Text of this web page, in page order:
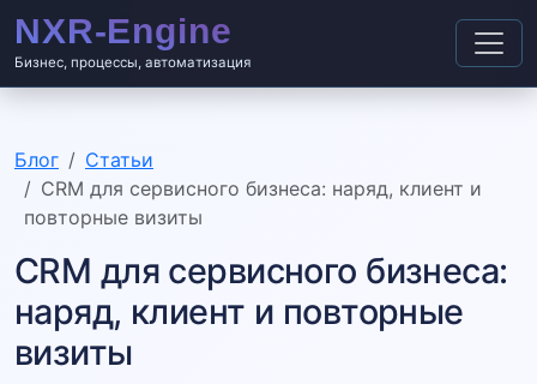
Бизнес, процессы, автоматизация
Блог
Статьи
CRM для сервисного бизнеса: наряд, клиент и
повторные визиты
CRM для сервисного бизнеса:
наряд, клиент и повторные
визиты